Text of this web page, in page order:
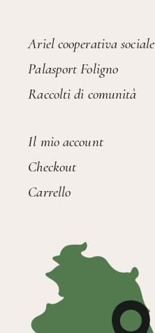
Ariel cooperativa sociale
Palasport Foligno
Raccolti di comunità
Il mio account
Checkout
Carrello